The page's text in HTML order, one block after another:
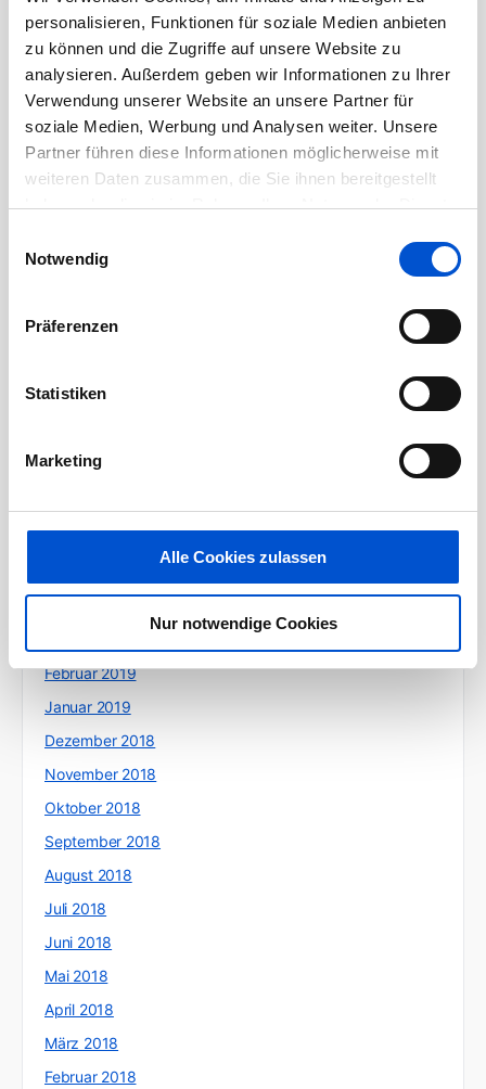
personalisieren, Funktionen für soziale Medien anbieten
zu können und die Zugriffe auf unsere Website zu
analysieren. Außerdem geben wir Informationen zu Ihrer
Verwendung unserer Website an unsere Partner für
soziale Medien, Werbung und Analysen weiter. Unsere
Partner führen diese Informationen möglicherweise mit
weiteren Daten zusammen, die Sie ihnen bereitgestellt
haben oder die sie im Rahmen Ihrer Nutzung der Dienste
Notwendig
Präferenzen
Statistiken
Marketing
Alle Cookies zulassen
Nur notwendige Cookies
September 2020
August 2020
Juli 2020
Juni 2020
Mai 2020
Februar 2020
Dezember 2019
Oktober 2019
August 2019
Februar 2019
Januar 2019
Dezember 2018
November 2018
Oktober 2018
September 2018
August 2018
Juli 2018
Juni 2018
Mai 2018
April 2018
März 2018
Februar 2018